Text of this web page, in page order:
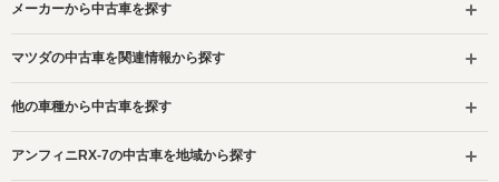
メーカーから中古車を探す
マツダの中古車を関連情報から探す
他の車種から中古車を探す
アンフィニRX-7の中古車を地域から探す